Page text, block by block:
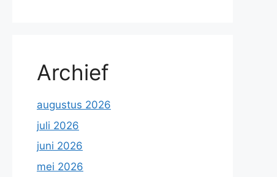
Archief
augustus 2026
juli 2026
juni 2026
mei 2026